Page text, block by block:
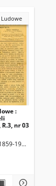
:
nr 03
1916).